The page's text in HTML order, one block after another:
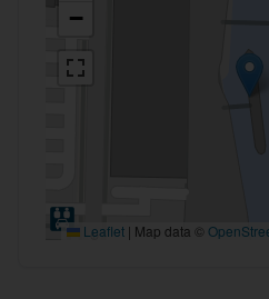
−
Leaflet | Map data ©